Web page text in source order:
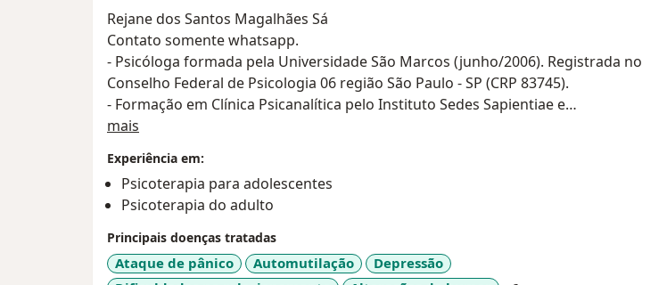
Rejane dos Santos Magalhães Sá
Contato somente whatsapp.
- Psicóloga formada pela Universidade São Marcos (junho/2006). Registrada no
Conselho Federal de Psicologia 06 região São Paulo - SP (CRP 83745).
- Formação em Clínica Psicanalítica pelo Instituto Sedes Sapientiae e
Psicopedagogia pela Universidade Santo Amaro.
Atualmente terminando o curso de Pós graduação no Instituto Brasileiro de
Psicanálise e começando o curso de Psicanálise na atualidade USP (Junho 2024).
- Psicologia Hospitalar (Universidade São Marcos).
- Integração e Competência no Desempenho da Atividade Judiciária (USP).
- Hipnose (Sociedade Brasileira de Hipnose e Hipniatria)
- Tratamento e Escolarização de Crianças com Graves Transtornos Mentais de
Desenvolvimento (Universidade São Marcos).
mais
Experiência em:
Psicoterapia para adolescentes
Psicoterapia do adulto
Principais doenças tratadas
Ataque de pânico Automutilação
Depressão